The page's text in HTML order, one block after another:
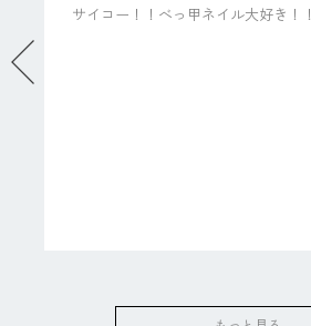
サイコー！！べっ甲ネイル大好き！！